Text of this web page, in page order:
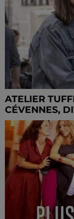
ATELIER
CÉVENNES,